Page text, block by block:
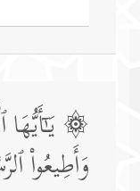
۞ یَـٰۤأَیُّهَا
وَأَطِیعُوا۟